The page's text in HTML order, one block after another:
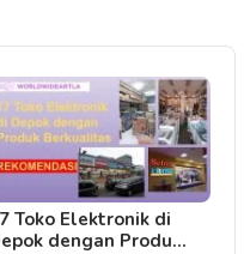
Toko Elektronik di
dengan Produ…